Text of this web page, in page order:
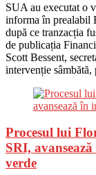
SUA au executat o
informa în prealabil
după ce tranzacția
de publicația
Scott Bessent,
intervenție
Procesul lui
SRI,
verde